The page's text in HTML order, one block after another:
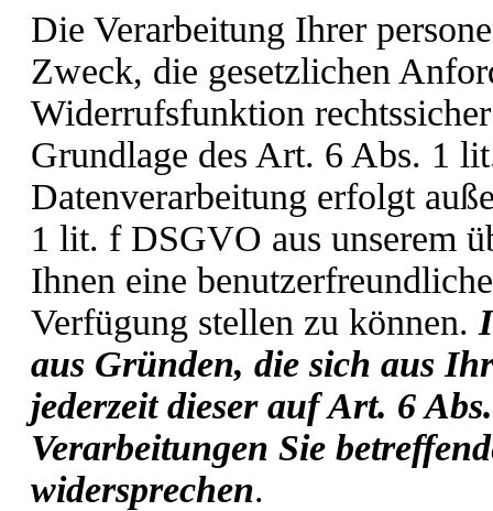
Die Verarbeitung Ihrer
Zweck, die gesetzlichen
Widerrufsfunktion
Grundlage des Art. 6 Abs. 1
Datenverarbeitung erfolgt
1 lit. f DSGVO aus unserem
Ihnen eine
Verfügung stellen zu können.
aus Gründen, die sich aus
jederzeit dieser auf Art. 6
Verarbeitungen Sie
widersprechen.